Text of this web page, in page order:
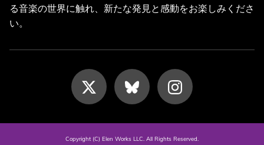
る音楽の世界に触れ、新たな発見と感動をお楽しみくださ
い。
Copyright (C) Elen Works LLC. All Rights Reserved.